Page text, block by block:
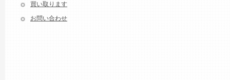
買い取ります
お問い合わせ